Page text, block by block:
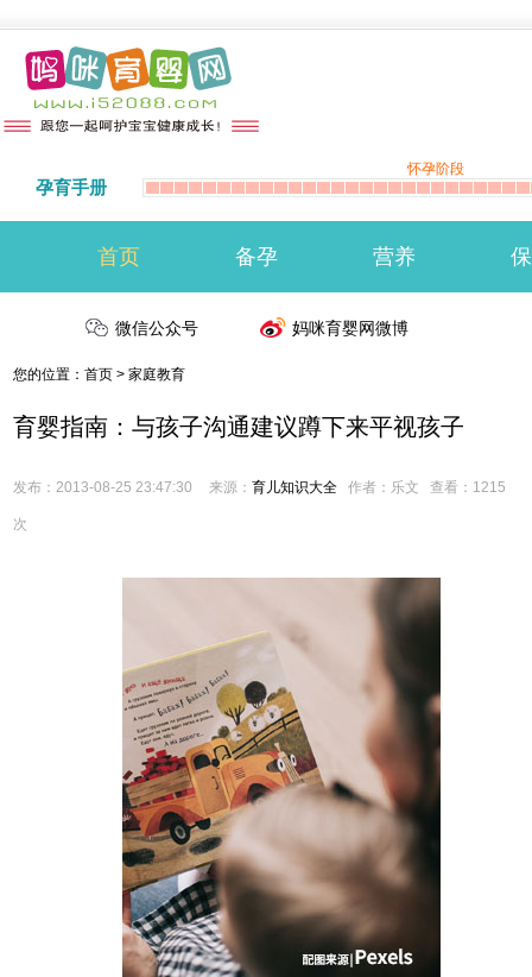
孕育手册
怀孕阶段
首页 备孕 营养
微信公众号 妈咪育婴网微博
准备怀孕 备孕注意事项 生男生女
您的位置：首页 >家庭教育
育婴指南：与孩子沟通建议蹲下来平视孩子
发布：2013-08-25 23:47:30 来源：育儿知识大全 作者：乐文 查看： 1215
次